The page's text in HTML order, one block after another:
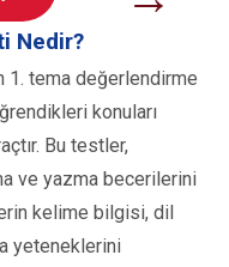
Nedir?
1. tema değerlendirme
konuları
Bu testler,
ve yazma becerilerini
kelime bilgisi, dil
yeteneklerini